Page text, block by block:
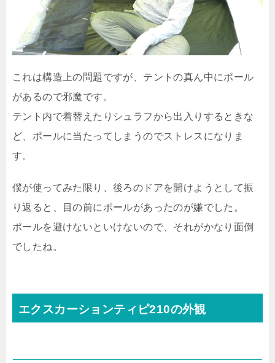
これは構造上の問題ですが、テントの真ん中にポール
があるので邪魔です。
テント内で着替えたりシュラフから出入りするときな
ど、ポールに当たってしまうのでストレスになりま
す。
僕が使ってみた限り、後ろのドアを開けようとして振
り返ると、目の前にポールがあったのが嫌でした。
ポールを避けないといけないので、それがかなり面倒
でしたね。
エクスカーションティピ210の外観